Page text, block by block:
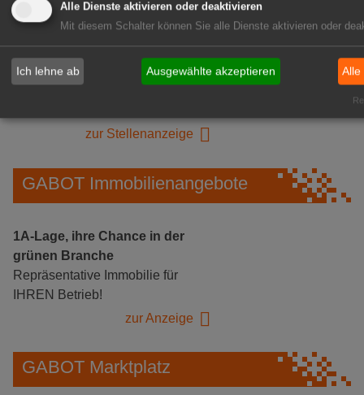
Mitarbeiter (m/w/d) für unsere
zur Stellenanzeige
GABOT Immobilienangebote
1A-Lage, ihre Chance in der
grünen Branche
Repräsentative Immobilie für
IHREN Betrieb!
zur Anzeige
GABOT Marktplatz
Alle Dienste aktivieren oder deaktivieren
Mit diesem Schalter können Sie alle Dienste aktivieren oder
Ich lehne ab Ausgewählte akzeptieren Alle